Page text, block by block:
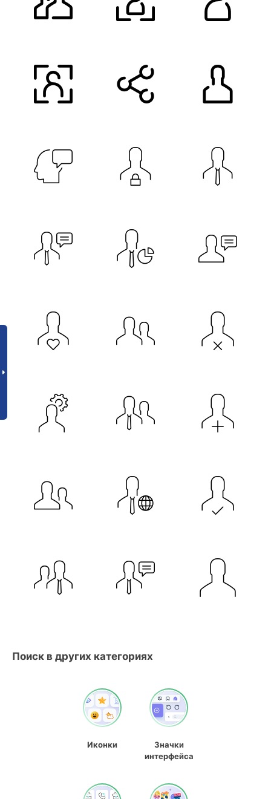
Поиск в других категориях
Иконки
Значки
интерфейса